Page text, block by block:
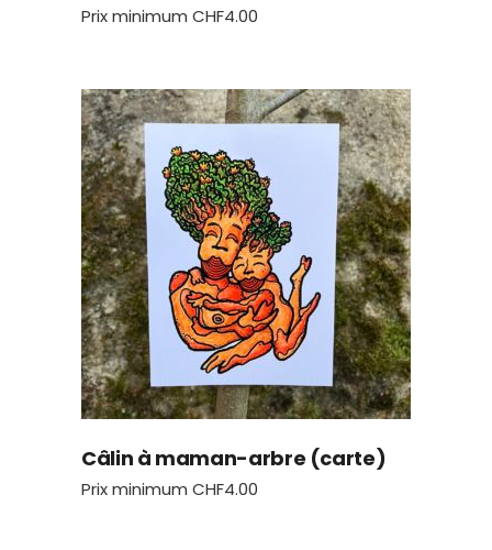
Prix minimum CHF4.00
Câlin à maman-arbre (carte)
Prix minimum CHF4.00